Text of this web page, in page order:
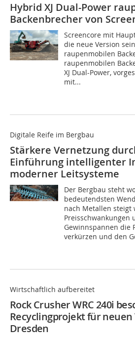
Hybrid XJ Dual-Power
Backenbrecher von
Screencore mit
die neue Version
raupenmobilen
raupenmobilen
XJ Dual-Power,
mit...
Digitale Reife im Bergbau
Stärkere Vernetzung
Einführung intelligenter
moderner Leitsysteme
Der Bergbau steht
bedeutendsten
nach Metallen steigt
Preisschwankungen
Gewinnspannen die
verkürzen und den
Wirtschaftlich aufbereitet
Rock Crusher WRC 240i
Recyclingprojekt für
Dresden